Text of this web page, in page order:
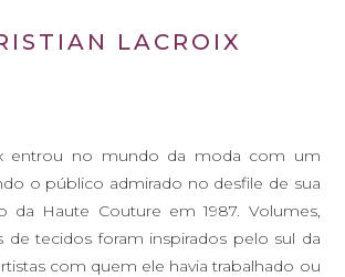
LACROIX
entrou no mundo da moda com um
o público admirado no desfile de sua
da Haute Couture em 1987. Volumes,
de tecidos foram inspirados pelo sul da
com quem ele havia trabalhado ou